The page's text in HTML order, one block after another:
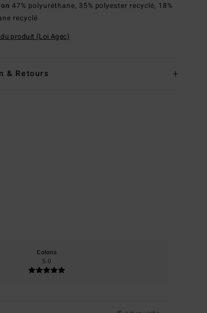
47% polyuréthane, 35% polyester recyclé, 18%
recyclé
produit (Loi Agec)
& Retours
Coloris
5.0